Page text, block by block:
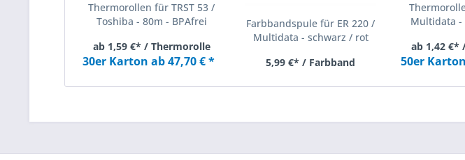
Thermorollen für TRST 53 /
Toshiba - 80m - BPAfrei
ab 1,59 €* / Thermorolle
30er Karton ab 47,70 € *
Farbbandspule für ER 220 /
Multidata - schwarz / rot
5,99 €* / Farbband
Multidata -
ab 1,42 €*
50er